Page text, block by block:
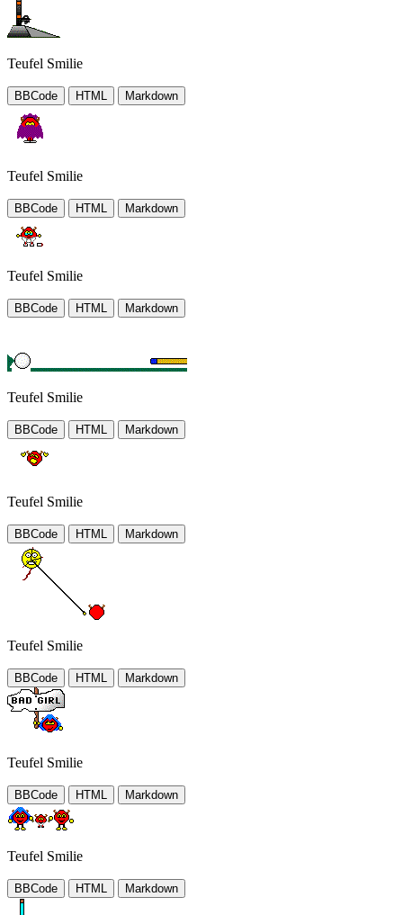
Teufel Smilie
BBCode HTML Markdown
Teufel Smilie
BBCode HTML Markdown
Teufel Smilie
BBCode HTML Markdown
Teufel Smilie
BBCode HTML Markdown
Teufel Smilie
BBCode HTML Markdown
Teufel Smilie
BBCode HTML Markdown
Teufel Smilie
BBCode HTML Markdown
Teufel Smilie
BBCode HTML Markdown